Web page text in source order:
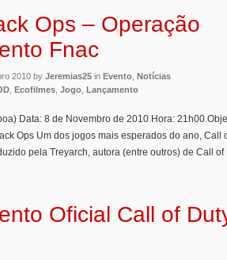
Ops – Operação
Fnac
2010 by Jeremias25 in Evento Notícias
Ecofilmes Jogo Lançamento
Data: 8 de Novembro de 2010 Hora: 21h00
Ops Um dos jogos mais esperados do ano, Call
pela Treyarch, autora (entre outros) de Call of
Oficial Call of